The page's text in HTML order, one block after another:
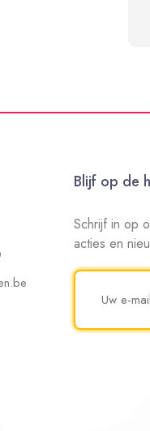
Blijf op de
Schrijf in op
acties en